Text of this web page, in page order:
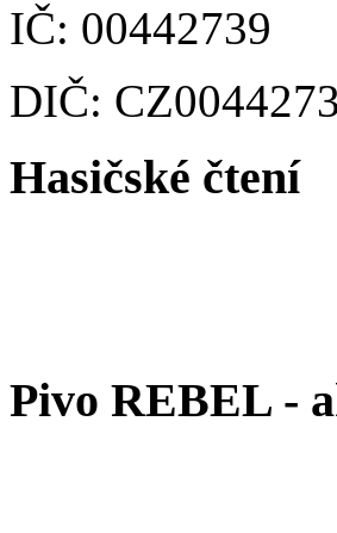
IČ: 00442739
DIČ:
Hasičské čtení
Pivo REBEL -